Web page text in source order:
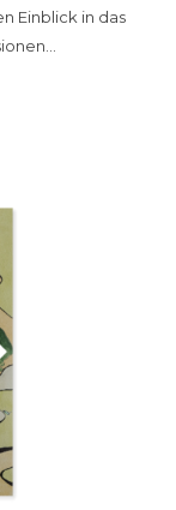
Einblick in das